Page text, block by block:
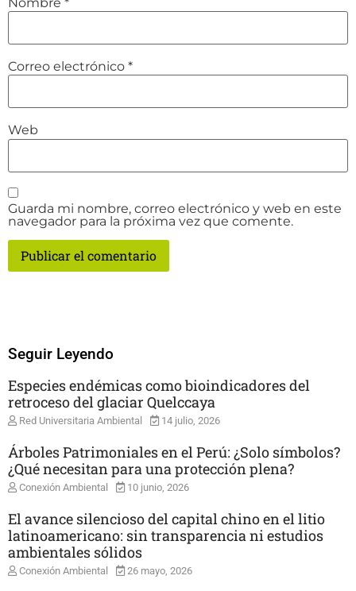
Correo electrónico *
Web
Guarda mi nombre, correo electrónico y web en este
navegador para la próxima vez que comente.
Seguir Leyendo
Especies endémicas como bioindicadores del
retroceso del glaciar Quelccaya
Red Universitaria Ambiental 14 julio, 2026
Árboles Patrimoniales en el Perú: ¿Solo símbolos?
¿Qué necesitan para una protección plena?
Conexión Ambiental 10 junio, 2026
El avance silencioso del capital chino en el litio
latinoamericano: sin transparencia ni estudios
ambientales sólidos
Conexión Ambiental 26 mayo, 2026